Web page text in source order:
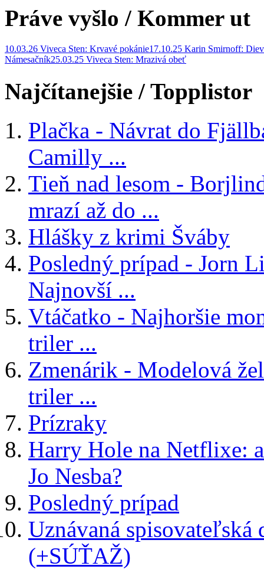
Práve vyšlo / Kommer ut
10.03.26 Viveca Sten: Krvavé pokánie17.10.25 Karin Smirnoff:
Námesačník25.03.25 Viveca Sten: Mrazivá obeť
Najčítanejšie / Topplistor
Plačka - Návrat do
Camilly ...
Tieň nad lesom -
mrazí až do ...
Hlášky z krimi Šváby
Posledný prípad - Jorn
Najnovší ...
Vtáčatko - Najhoršie
triler ...
Zmenárik - Modelová
triler ...
Prízraky
Harry Hole na Netflixe:
Jo Nesba?
Posledný prípad
Uznávaná
(+SÚŤAŽ)